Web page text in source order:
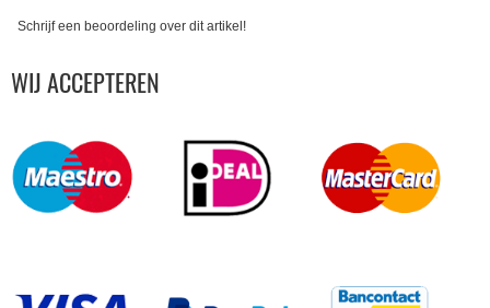
Schrijf een beoordeling over dit artikel!
WIJ ACCEPTEREN